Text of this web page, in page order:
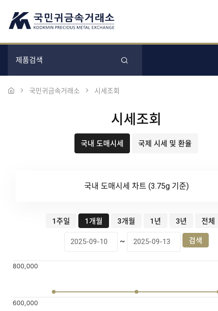
국민귀금속거래소 시세조회
시세조회
국내 도매시세 국제 시세 및 환율
국내 도매시세 차트 (3.75g 기준)
1주일 1개월 3개월 1년 3년 전체
~
600,000
800,000